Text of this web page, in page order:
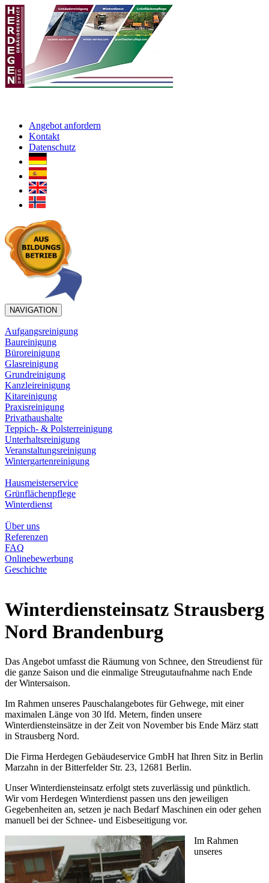
Angebot anfordern
Kontakt
Datenschutz
NAVIGATION
Aufgangsreinigung
Baureinigung
Büroreinigung
Glasreinigung
Grundreinigung
Kanzleireinigung
Kitareinigung
Praxisreinigung
Privathaushalte
Teppich- & Polsterreinigung
Unterhaltsreinigung
Veranstaltungsreinigung
Wintergartenreinigung
Hausmeisterservice
Grünflächenpflege
Winterdienst
Über uns
Referenzen
FAQ
Onlinebewerbung
Geschichte
Winterdiensteinsatz Strausberg
Nord Brandenburg
Das Angebot umfasst die Räumung von Schnee, den Streudienst für
die ganze Saison und die einmalige Streugutaufnahme nach Ende
der Wintersaison.
Im Rahmen unseres Pauschalangebotes für Gehwege, mit einer
maximalen Länge von 30 lfd. Metern, finden unsere
Winterdiensteinsätze in der Zeit von November bis Ende März statt
in Strausberg Nord.
Die Firma Herdegen Gebäudeservice GmbH hat Ihren Sitz in Berlin
Marzahn in der Bitterfelder Str. 23, 12681 Berlin.
Unser Winterdiensteinsatz erfolgt stets zuverlässig und pünktlich.
Wir vom Herdegen Winterdienst passen uns den jeweiligen
Gegebenheiten an, setzen je nach Bedarf Maschinen ein oder gehen
manuell bei der Schnee- und Eisbeseitigung vor.
Im Rahmen
unseres